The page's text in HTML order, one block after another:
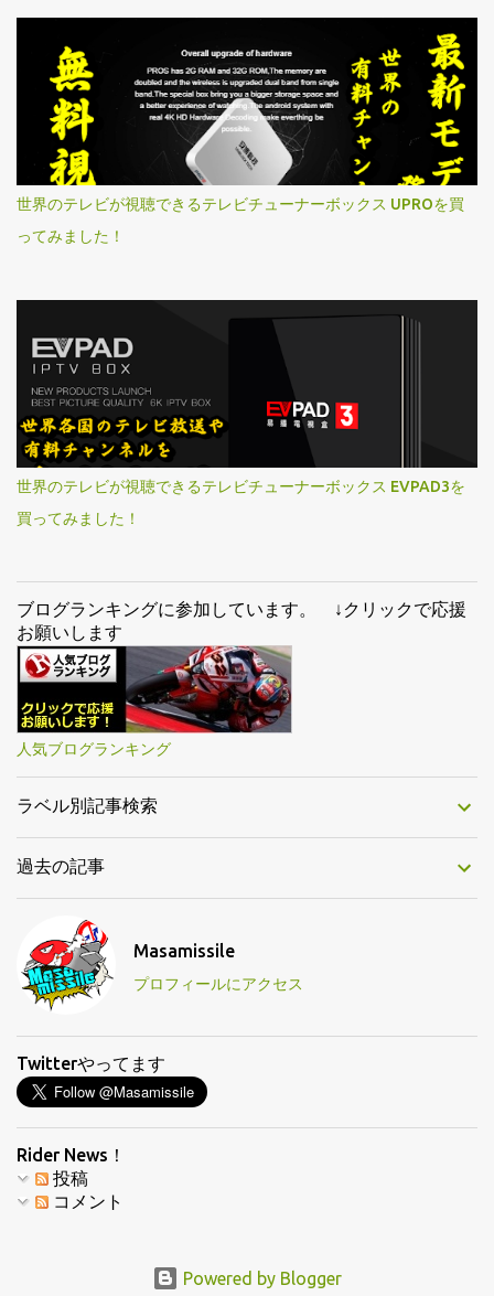
世界のテレビが視聴できるテレビチューナーボックス UPROを買
ってみました！
世界のテレビが視聴できるテレビチューナーボックス EVPAD3を
買ってみました！
ブログランキングに参加しています。 ↓クリックで応援
お願いします
人気ブログランキング
ラベル別記事検索
過去の記事
Masamissile
プロフィールにアクセス
Twitterやってます
Rider News！
投稿
コメント
Powered by Blogger